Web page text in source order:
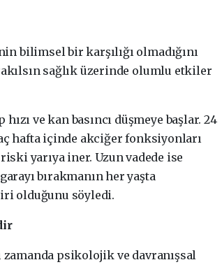
bilimsel bir karşılığı olmadığını
sağlık üzerinde olumlu etkiler
ve kan basıncı düşmeye başlar. 24
hafta içinde akciğer fonksiyonları
yarıya iner. Uzun vadede ise
bırakmanın her yaşta
olduğunu söyledi.
zamanda psikolojik ve davranışsal